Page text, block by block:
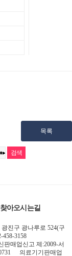
목록
찾아오시는길
진구 광나루로 524(구
458-3158
판매업신고 제:2009-서
의료기기판매업